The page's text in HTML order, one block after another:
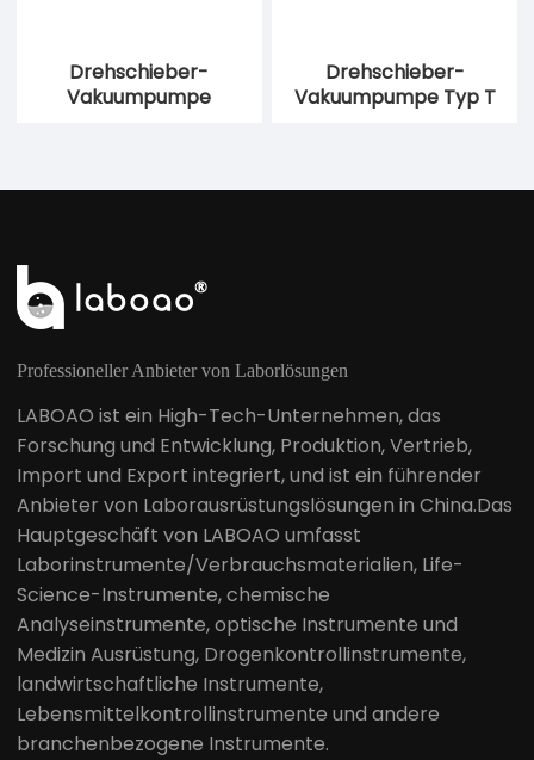
Drehschieber-
Vakuumpumpe
Drehschieber-
Vakuumpumpe Typ T
Professioneller Anbieter von Laborlösungen
LABOAO ist ein High-Tech-Unternehmen, das
Forschung und Entwicklung, Produktion, Vertrieb,
Import und Export integriert, und ist ein führender
Anbieter von Laborausrüstungslösungen in China.Das
Hauptgeschäft von LABOAO umfasst
Laborinstrumente/Verbrauchsmaterialien, Life-
Science-Instrumente, chemische
Analyseinstrumente, optische Instrumente und
Medizin Ausrüstung, Drogenkontrollinstrumente,
landwirtschaftliche Instrumente,
Lebensmittelkontrollinstrumente und andere
branchenbezogene Instrumente.